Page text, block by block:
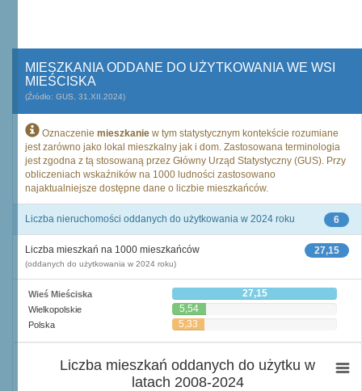
MIESZKANIA ODDANE DO UŻYTKOWANIA WE WSI
MIEŚCISKA
(Źródło: GUS, 31.XII.2024)
Oznaczenie mieszkanie w tym statystycznym kontekście rozumiane
jest zarówno jako lokal mieszkalny jak i dom. Zastosowana terminologia
jest zgodna z tą stosowaną przez Główny Urząd Statystyczny (GUS). Przy
obliczeniach wskaźników na 1000 ludności zastosowano
najaktualniejsze dostępne dane o liczbie mieszkańców.
6
Liczba nieruchomości oddanych do użytkowania w 2024 roku
27,15
Liczba mieszkań na 1000 mieszkańców
(oddanych do użytkowania w 2024 roku)
Wieś Mieściska 27,15
Wielkopolskie 5,54
Polska 5,33
Liczba mieszkań oddanych do użytku w
latach 2008-2024